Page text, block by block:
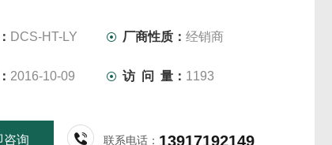
：秤内和秤外都可以固定，秤外固定方式便于客户
DCS-HT-LY 厂商性质：经销商
2016-10-09 访 问 量： 1193
咨询 联系电话： 13917192149